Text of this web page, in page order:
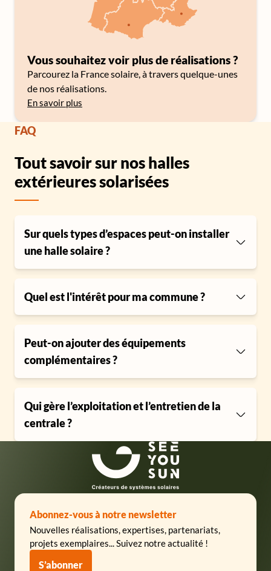
Vous souhaitez voir plus de réalisations ?
Parcourez la France solaire, à travers quelque-unes
de nos réalisations.
En savoir plus
FAQ
Tout savoir sur nos halles
extérieures solarisées
Sur quels types d’espaces peut-on installer
une halle solaire ?
Quel est l'intérêt pour ma commune ?
Peut-on ajouter des équipements
complémentaires ?
Qui gère l’exploitation et l’entretien de la
centrale ?
Abonnez-vous à notre newsletter
Nouvelles réalisations, expertises, partenariats,
projets exemplaires... Suivez notre actualité !
S’abonner